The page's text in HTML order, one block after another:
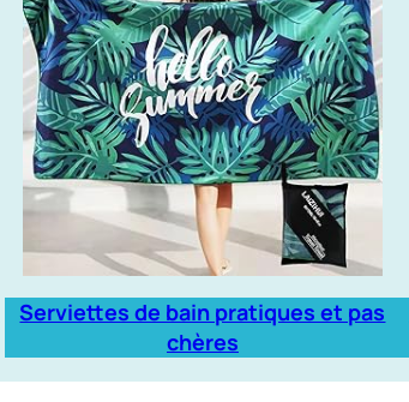
Serviettes de bain pratiques et pas
chères